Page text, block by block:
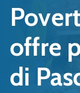
Cosenza
Contatti
Orari
offre
di